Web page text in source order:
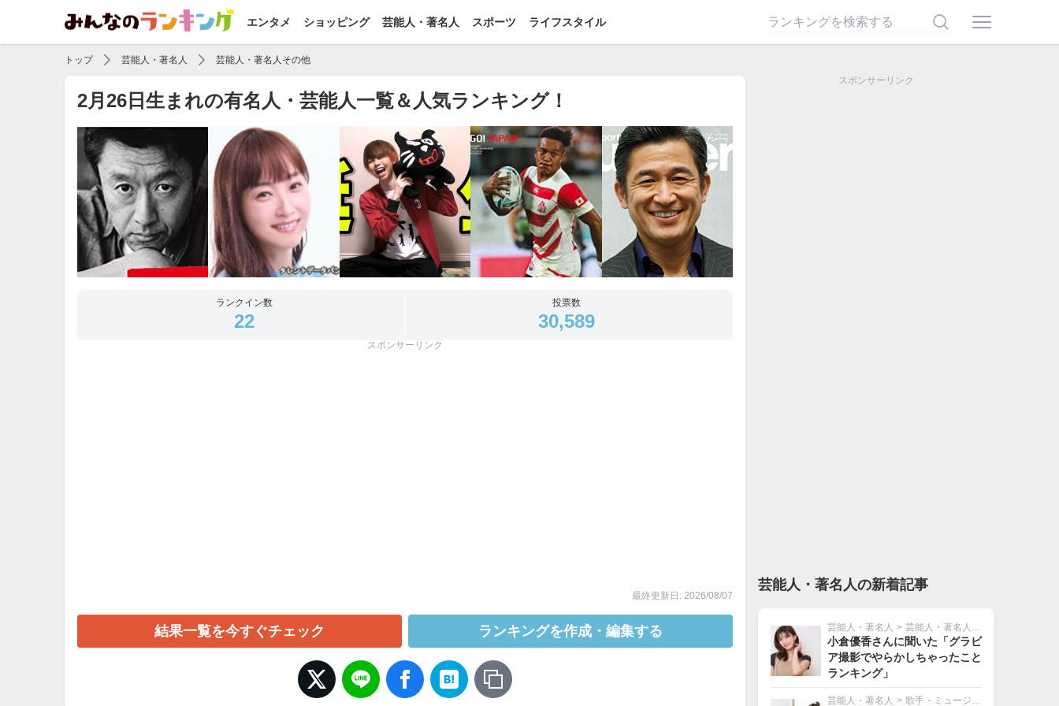
エンタメ ショッピング 芸能人・著名人 スポーツ ライフスタイル
トップ 芸能人・著名人 芸能人・著名人その他
2月26日生まれの有名人・芸能人一覧＆人気ランキング！
ランクイン数
22
投票数
30,589
スポンサーリンク
最終更新日: 2026/08/07
結果一覧を今すぐチェック ランキングを作成・編集する
スポンサーリンク
芸能人・著名人の新着記事
芸能人・著名人 > 芸能人・著名人その他
小倉優香さんに聞いた「グラビ
ア撮影でやらかしちゃったこと
ランキング」
芸能人・著名人 > 歌手・ミュージシャン